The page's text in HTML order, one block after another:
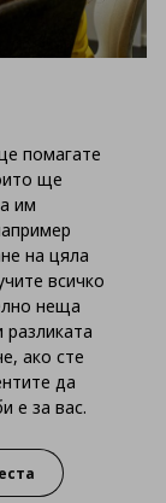
помагате
ще
им
на цяла
всичко
неща
ако сте
да
е за вас.